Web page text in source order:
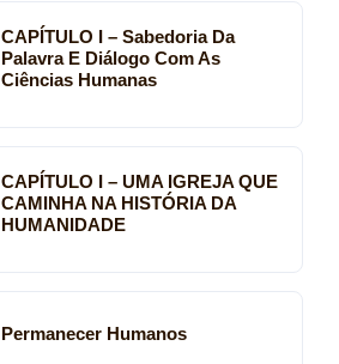
CAPÍTULO I – Sabedoria Da
Palavra E Diálogo Com As
Ciências Humanas
CAPÍTULO I – UMA IGREJA QUE
CAMINHA NA HISTÓRIA DA
HUMANIDADE
Permanecer Humanos